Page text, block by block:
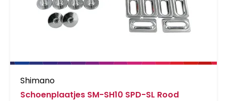
Shimano
Schoenplaatjes SM-SH10 SPD-SL Rood